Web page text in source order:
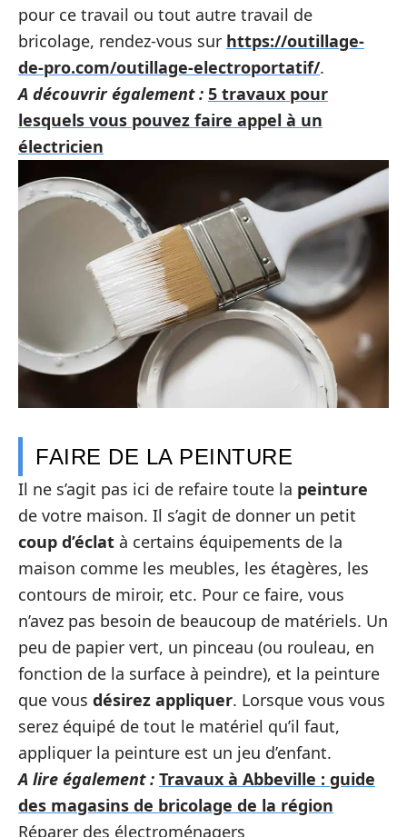
pour ce travail ou tout autre travail de
bricolage, rendez-vous sur https://outillage-
de-pro.com/outillage-electroportatif/.
A découvrir également : 5 travaux pour
lesquels vous pouvez faire appel à un
électricien
FAIRE DE LA PEINTURE
Il ne s’agit pas ici de refaire toute la peinture
de votre maison. Il s’agit de donner un petit
coup d’éclat à certains équipements de la
maison comme les meubles, les étagères, les
contours de miroir, etc. Pour ce faire, vous
n’avez pas besoin de beaucoup de matériels. Un
peu de papier vert, un pinceau (ou rouleau, en
fonction de la surface à peindre), et la peinture
que vous désirez appliquer. Lorsque vous vous
serez équipé de tout le matériel qu’il faut,
appliquer la peinture est un jeu d’enfant.
A lire également : Travaux à Abbeville : guide
des magasins de bricolage de la région
Réparer des électroménagers